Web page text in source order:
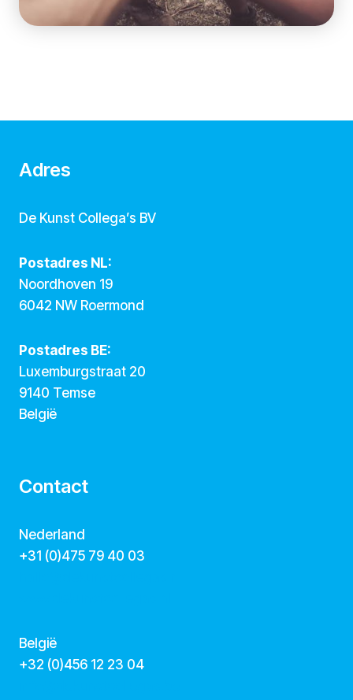
Adres
De Kunst Collega’s BV
Postadres NL:
Noordhoven 19
6042 NW Roermond
Postadres BE:
Luxemburgstraat 20
9140 Temse
België
Contact
Nederland
+31 (0)475 79 40 03
België
‭+32 (0)456 12 23 04‬